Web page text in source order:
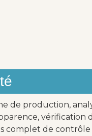
de production,
vérification
complet de